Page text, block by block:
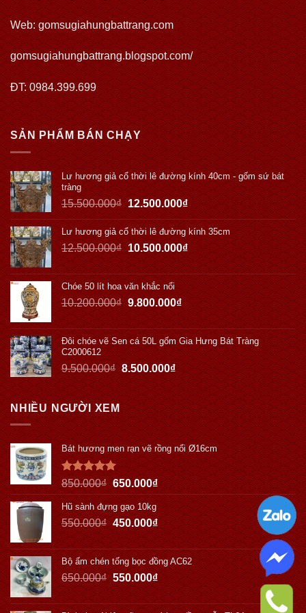
Web:gomsugiahungbattrang.com
gomsugiahungbattrang.blogspot.com/
ĐT: 0984.399.699
SẢN PHẨM BÁN CHẠY
Lư hương giả cổ thời lê đường kính 40cm - gốm sứ bát
tràng
15.500.000₫ 12.500.000₫
Lư hương giả cổ thời lê đường kính 35cm
12.500.000₫ 10.500.000₫
Chóe 50 lít hoa văn khắc nổi
10.200.000₫ 9.800.000₫
Đôi chóe vẽ Sen cá 50L gốm Gia Hưng Bát Tràng
C2000612
9.500.000₫ 8.500.000₫
NHIỀU NGƯỜI XEM
Bát hương men rạn vẽ rồng nổi Ø16cm
Được xếp
hạng5.00
5 sao
850.000₫ 650.000₫
Hũ sành đựng gạo 10kg
550.000₫ 450.000₫
Bộ ấm chén tống bọc đồng AC62
650.000₫ 550.000₫